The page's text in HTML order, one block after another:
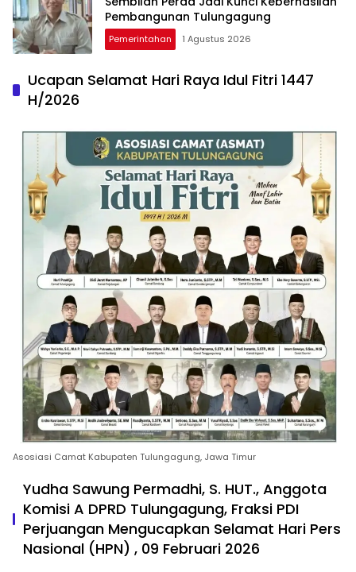
Pembangunan Tulungagung
Pemerintahan 1 Agustus 2026
Ucapan Selamat Hari Raya Idul Fitri 1447
H/2026
Asosiasi Camat Kabupaten Tulungagung, Jawa Timur
Yudha Sawung Permadhi, S. HUT., Anggota
Komisi A DPRD Tulungagung, Fraksi PDI
Perjuangan Mengucapkan Selamat Hari Pers
Nasional (HPN) , 09 Februari 2026